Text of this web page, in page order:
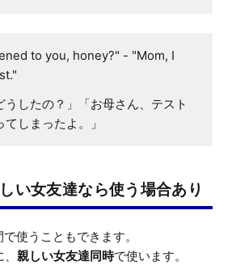
to you, honey?" - "Mom, I
うしたの？」「お母さん、テスト
しまったよ。」
い女友達なら使う場合あり
使うこともできます。
親しい女友達同時